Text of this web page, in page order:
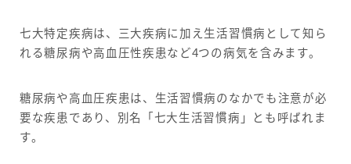
七大特定疾病は、三大疾病に加え生活習慣病として知ら
れる糖尿病や高血圧性疾患など4つの病気を含みます。
糖尿病や高血圧疾患は、生活習慣病のなかでも注意が必
要な疾患であり、別名「七大生活習慣病」とも呼ばれま
す。